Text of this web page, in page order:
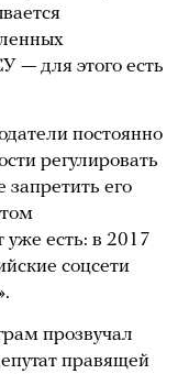
— для этого есть
постоянно
регулировать
его
есть: в 2017
соцсети
прозвучал
правящей